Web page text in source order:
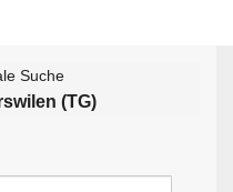
Suche
(TG)